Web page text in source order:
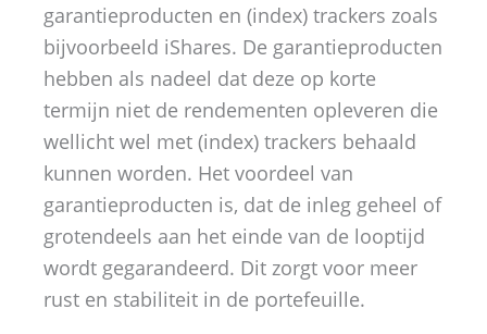
garantieproducten en (index) trackers zoals
bijvoorbeeld iShares. De garantieproducten
hebben als nadeel dat deze op korte
termijn niet de rendementen opleveren die
wellicht wel met (index) trackers behaald
kunnen worden. Het voordeel van
garantieproducten is, dat de inleg geheel of
grotendeels aan het einde van de looptijd
wordt gegarandeerd. Dit zorgt voor meer
rust en stabiliteit in de portefeuille.